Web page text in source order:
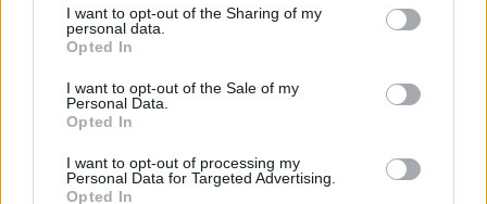
I want to opt-out of the Sharing of my
personal data.
Opted In
I want to opt-out of the Sale of my
Personal Data.
Opted In
I want to opt-out of processing my
Personal Data for Targeted Advertising.
Opted In
07/08/26|12:09
Εξαγοράζει την EasyJet έναντι 7,7
δισ. δολαρίων - Η δήλωση του Sir
06/08/26|18:31